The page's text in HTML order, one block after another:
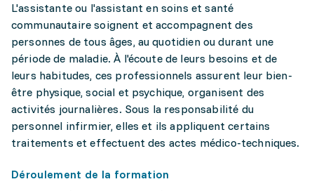
L'assistante ou l'assistant en soins et santé
communautaire soignent et accompagnent des
personnes de tous âges, au quotidien ou durant une
période de maladie. À l'écoute de leurs besoins et de
leurs habitudes, ces professionnels assurent leur bien-
être physique, social et psychique, organisent des
activités journalières. Sous la responsabilité du
personnel infirmier, elles et ils appliquent certains
traitements et effectuent des actes médico-techniques.
Déroulement de la formation